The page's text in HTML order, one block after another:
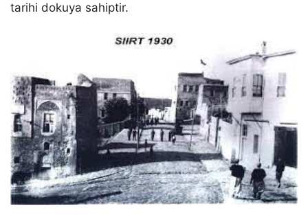
tarihi dokuya sahiptir.